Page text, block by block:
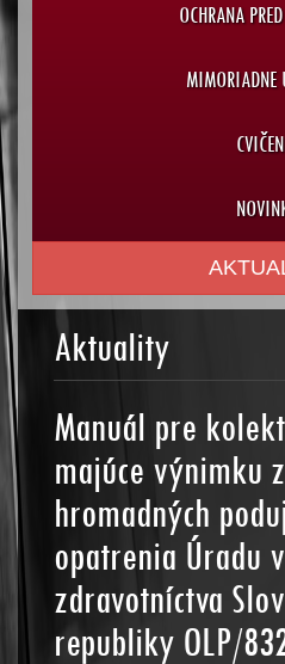
OCHRANA
MIMORIADNE
Aktuality
Manuál pre
majúce výnimku
hromadných
opatrenia Úradu
zdravotníctva
republiky OLP/